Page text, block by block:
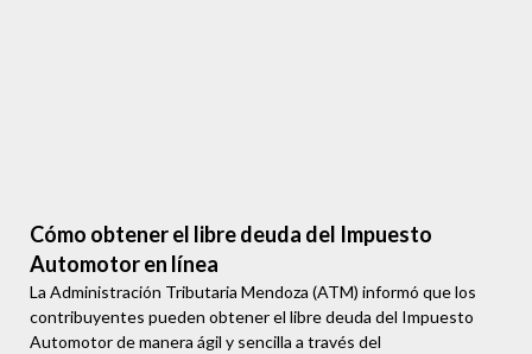
Cómo obtener el libre deuda del Impuesto
Automotor en línea
La Administración Tributaria Mendoza (ATM) informó que los
contribuyentes pueden obtener el libre deuda del Impuesto
Automotor de manera ágil y sencilla a través del